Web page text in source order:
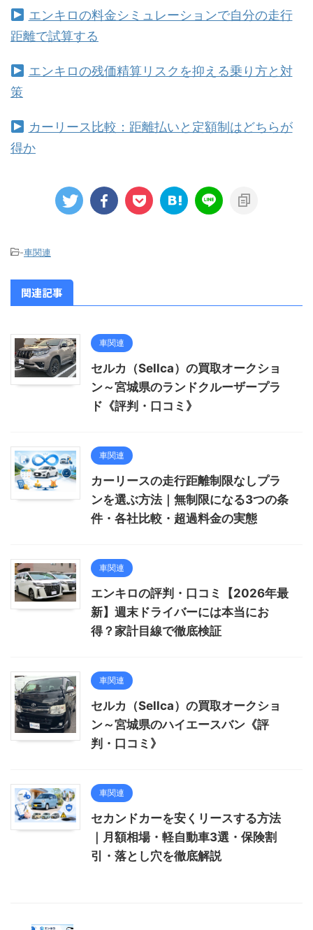
エンキロの料金シミュレーションで自分の走行
距離で試算する
エンキロの残価精算リスクを抑える乗り方と対
策
カーリース比較：距離払いと定額制はどちらが
得か
-車関連
関連記事
車関連
セルカ（Sellca）の買取オークショ
ン～宮城県のランドクルーザープラ
ド《評判・口コミ》
車関連
カーリースの走行距離制限なしプラ
ンを選ぶ方法｜無制限になる3つの条
件・各社比較・超過料金の実態
車関連
エンキロの評判・口コミ【2026年最
新】週末ドライバーには本当にお
得？家計目線で徹底検証
車関連
セルカ（Sellca）の買取オークショ
ン～宮城県のハイエースバン《評
判・口コミ》
車関連
セカンドカーを安くリースする方法
｜月額相場・軽自動車3選・保険割
引・落とし穴を徹底解説